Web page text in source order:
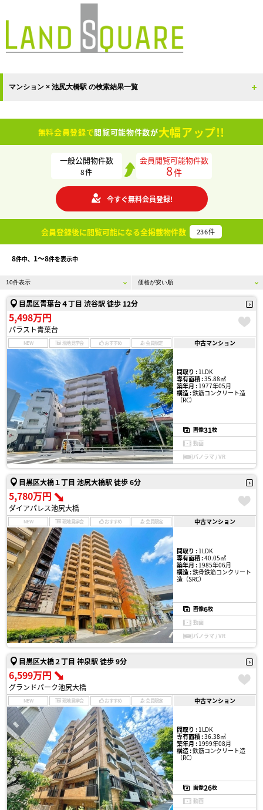
マンション × 池尻大橋駅 の検索結果一覧
無料会員登録で閲覧可能物件数が大幅アップ!!
一般公開物件数
8件
会員閲覧可能物件数
8件
今すぐ無料会員登録!
会員登録後に閲覧可能になる全掲載物件数 236件
8件中、 1〜8件を表示中
目黒区青葉台４丁目 渋谷駅 徒歩 12分
5,498万円
パラスト青葉台
NEW 現地見学会 おすすめ 会員限定 中古マンション
間取り :1LDK
専有面積 :35.88㎡
築年月 :1977年05月
構造 :鉄筋コンクリート造
（RC）
画像31枚
動画
パノラマ / VR
目黒区大橋１丁目 池尻大橋駅 徒歩 6分
5,780万円
ダイアパレス池尻大橋
NEW 現地見学会 おすすめ 会員限定 中古マンション
間取り :1LDK
専有面積 :40.05㎡
築年月 :1985年06月
構造 :鉄骨鉄筋コンクリート
造（SRC）
画像6枚
動画
パノラマ / VR
目黒区大橋２丁目 神泉駅 徒歩 9分
6,599万円
グランドパーク池尻大橋
NEW 現地見学会 おすすめ 会員限定 中古マンション
間取り :1LDK
専有面積 :36.38㎡
築年月 :1999年08月
構造 :鉄筋コンクリート造
（RC）
画像26枚
動画